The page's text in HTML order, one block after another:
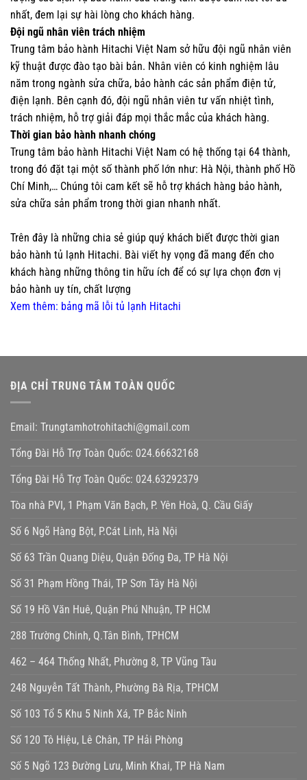
nhất, đem lại sự hài lòng cho khách hàng.
Đội ngũ nhân viên trách nhiệm
Trung tâm bảo hành Hitachi Việt Nam sở hữu đội ngũ nhân viên
kỹ thuật được đào tạo bài bản. Nhân viên có kinh nghiệm lâu
năm trong ngành sửa chữa, bảo hành các sản phẩm điện tử,
điện lạnh. Bên cạnh đó, đội ngũ nhân viên tư vấn nhiệt tình,
trách nhiệm, hỗ trợ giải đáp mọi thắc mắc của khách hàng.
Thời gian bảo hành nhanh chóng
Trung tâm bảo hành Hitachi Việt Nam có hệ thống tại 64 thành,
trong đó đặt tại một số thành phố lớn như: Hà Nội, thành phố Hồ
Chí Minh,… Chúng tôi cam kết sẽ hỗ trợ khách hàng bảo hành,
sửa chữa sản phẩm trong thời gian nhanh nhất.
Trên đây là những chia sẻ giúp quý khách biết được thời gian
bảo hành tủ lạnh Hitachi. Bài viết hy vọng đã mang đến cho
khách hàng những thông tin hữu ích để có sự lựa chọn đơn vị
bảo hành uy tín, chất lượng
Xem thêm: bảng mã lỗi tủ lạnh Hitachi
ĐỊA CHỈ TRUNG TÂM TOÀN QUỐC
Email: Trungtamhotrohitachi@gmail.com
Tổng Đài Hỗ Trợ Toàn Quốc: 024.66632168
Tổng Đài Hỗ Trợ Toàn Quốc: 024.63292379
Tòa nhà PVI, 1 Phạm Văn Bạch, P. Yên Hoà, Q. Cầu Giấy
Số 6 Ngõ Hàng Bột, P.Cát Linh, Hà Nội
Số 63 Trần Quang Diệu, Quận Đống Đa, TP Hà Nội
Số 31 Phạm Hồng Thái, TP Sơn Tây Hà Nội
Số 19 Hồ Văn Huê, Quận Phú Nhuận, TP HCM
288 Trường Chinh, Q.Tân Bình, TPHCM
462 – 464 Thống Nhất, Phường 8, TP Vũng Tàu
248 Nguyễn Tất Thành, Phường Bà Rịa, TPHCM
Số 103 Tổ 5 Khu 5 Ninh Xá, TP Bắc Ninh
Số 120 Tô Hiệu, Lê Chân, TP Hải Phòng
Số 5 Ngõ 123 Đường Lưu, Minh Khai, TP Hà Nam